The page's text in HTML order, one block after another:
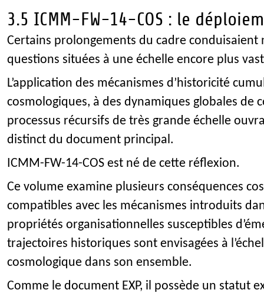
3.5 ICMM-FW-14-COS : le
Certains prolongements du cadre conduisaient
questions situées à une échelle encore plus
L’application des mécanismes d’historicité
cosmologiques, à des dynamiques globales de
processus récursifs de très grande échelle
distinct du document principal.
ICMM-FW-14-COS est né de cette réflexion.
Ce volume examine plusieurs conséquences
compatibles avec les mécanismes introduits
propriétés organisationnelles susceptibles
trajectoires historiques sont envisagées à
cosmologique dans son ensemble.
Comme le document EXP, il possède un statut